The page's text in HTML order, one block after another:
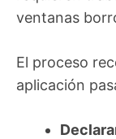
ventanas
El proceso
aplicación